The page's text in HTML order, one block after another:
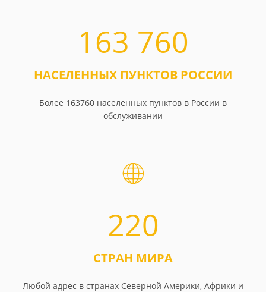
163 760
НАСЕЛЕННЫХ ПУНКТОВ РОССИИ
Более 163760 населенных пунктов в России в
обслуживании
220
СТРАН МИРА
Любой адрес в странах Северной Америки, Африки и